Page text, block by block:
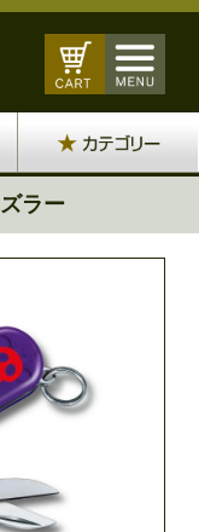
ラー